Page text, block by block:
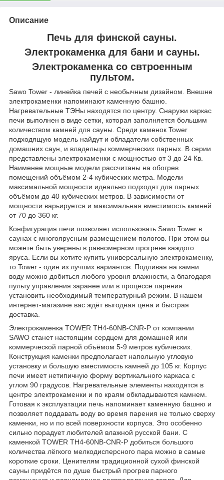
Описание
Печь для финской сауны.
Электрокаменка для бани и сауны.
Электрокаменка со свтроенным
пультом.
Sawo Tower - линейка печей с необычным дизайном. Внешне
электрокаменки напоминают каменную башню.
Нагревательные ТЭНы находятся по центру. Снаружи каркас
печи выполнен в виде сетки, которая заполняется большим
количеством камней для сауны. Среди каменок Tower
подходящую модель найдут и обладатели собственных
домашних саун, и владельцы коммерческих парных. В серии
представлены электрокаменки с мощностью от 3 до 24 Кв.
Наименее мощные модели рассчитаны на обогрев
помещений объёмом 2-4 кубических метра. Модели
максимальной мощности идеально подходят для парных
объёмом до 40 кубических метров. В зависимости от
мощности варьируется и максимальная вместимость камней
от 70 до 360 кг.
Конфигурация печи позволяет использовать Sawo Tower в
саунах с многоярусным размещением пологов. При этом вы
можете быть уверены в равномерном прогреве каждого
яруса. Если вы хотите купить универсальную электрокаменку,
то Tower - один из лучших вариантов. Подливая на камни
воду можно добиться любого уровня влажности, а благодаря
пульту управления заранее или в процессе парения
установить необходимый температурный режим. В нашем
интернет-магазине вас ждёт выгодная цена и быстрая
доставка.
Электрокаменка TOWER TH4-60NB-CNR-P от компании
SAWO станет настоящим сердцем для домашней или
коммерческой парной объёмом 5-9 метров кубических.
Конструкция каменки предполагает напольную угловую
установку и большую вместимость камней до 105 кг. Корпус
печи имеет нетипичную форму вертикального каркаса c
углом 90 градусов. Нагревательные элементы находятся в
центре электрокаменки и по краям обкладываются камнем.
Готовая к эксплуатации печь напоминает каменную башню и
позволяет поддавать воду во время парения не только сверху
каменки, но и по всей поверхности корпуса. Это особенно
сильно порадует любителей влажной русской бани. С
каменкой TOWER TH4-60NB-CNR-P добиться большого
количества лёгкого мелкодисперсного пара можно в самые
короткие сроки. Ценителям традиционной сухой финской
сауны придётся по душе быстрый прогрев парного